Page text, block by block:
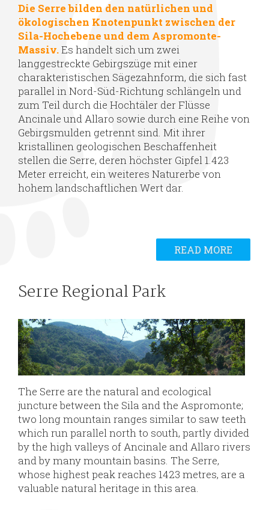
Die Serre bilden den natürlichen und
ökologischen Knotenpunkt zwischen der
Sila-Hochebene und dem Aspromonte-
Massiv.Es handelt sich um zwei
langgestreckte Gebirgszüge mit einer
charakteristischen Sägezahnform, die sich fast
parallel in Nord-Süd-Richtung schlängeln und
zum Teil durch die Hochtäler der Flüsse
Ancinale und Allaro sowie durch eine Reihe von
Gebirgsmulden getrennt sind. Mit ihrer
kristallinen geologischen Beschaffenheit
stellen die Serre, deren höchster Gipfel 1.423
Meter erreicht, ein weiteres Naturerbe von
hohem landschaftlichen Wert dar.
READ MORE
Serre Regional Park
The Serre are the natural and ecological
juncture between the Sila and the Aspromonte;
two long mountain ranges similar to saw teeth
which run parallel north to south, partly divided
by the high valleys of Ancinale and Allaro rivers
and by many mountain basins. The Serre,
whose highest peak reaches 1423 metres, are a
valuable natural heritage in this area.